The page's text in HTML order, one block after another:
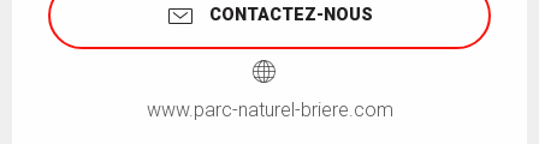
CONTACTEZ-NOUS
www.parc-naturel-briere.com